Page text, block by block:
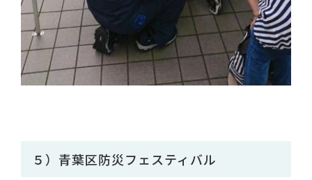
５）青葉区防災フェスティバル